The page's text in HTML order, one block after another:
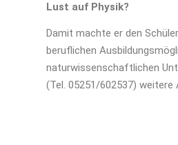
Lust auf Physik?
Damit machte er den
beruflichen
naturwissenschaftlichen
(Tel. 05251/602537)